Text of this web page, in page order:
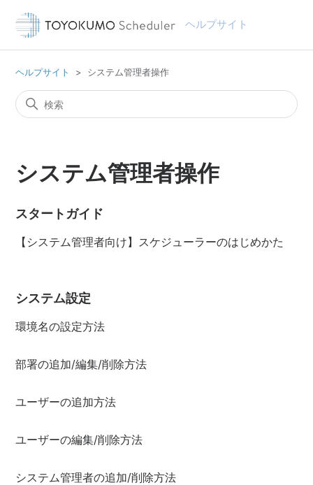
ヘルプサイト
ヘルプサイト システム管理者操作
システム管理者操作
スタートガイド
【システム管理者向け】スケジューラーのはじめかた
システム設定
環境名の設定方法
部署の追加/編集/削除方法
ユーザーの追加方法
ユーザーの編集/削除方法
システム管理者の追加/削除方法